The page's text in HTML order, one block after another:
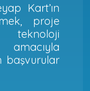
Kart’ın
proje
amacıyla
başvurular